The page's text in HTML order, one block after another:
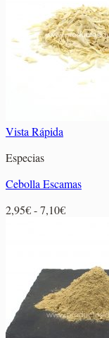
hasta
6,70€
Vista Rápida
Especias
Cebolla Escamas
2,95€-7,10€Rango
2,95€
hasta
7,10€